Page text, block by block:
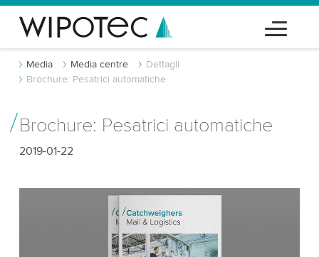
Media Media centre
Dettagli
Brochure: Pesatrici automatiche
Brochure: Pesatrici automatiche
2019-01-22